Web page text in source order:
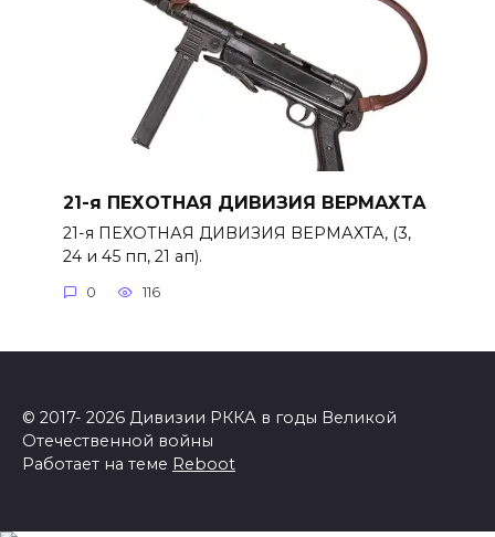
21-я ПЕХОТНАЯ ДИВИЗИЯ ВЕРМАХТА
21-я ПЕХОТНАЯ ДИВИЗИЯ ВЕРМАХТА, (3,
24 и 45 пп, 21 ап).
0 116
© 2017- 2026 Дивизии РККА в годы Великой
Отечественной войны
Работает на теме Reboot